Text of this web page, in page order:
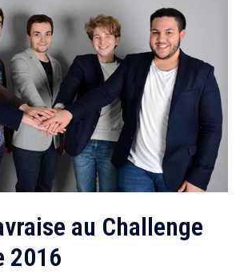
au Challenge
2016